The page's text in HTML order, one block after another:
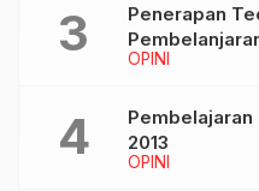
OPINI
Penerapan
OPINI
Pembelajaran
2013